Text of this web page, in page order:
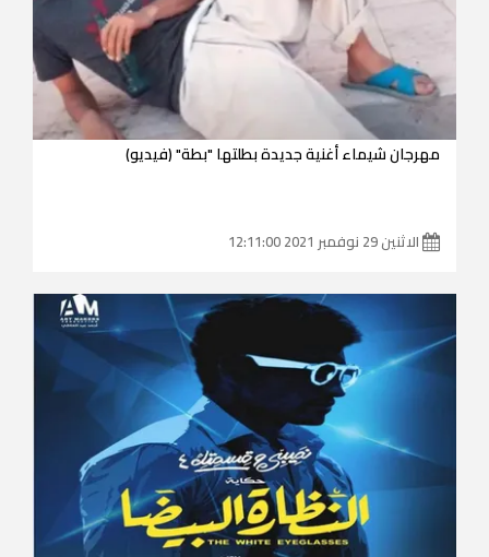
مهرجان شيماء أغنية جديدة بطلتها "بطة" (فيديو)
الاثنين 29 نوفمبر 2021 12:11:00